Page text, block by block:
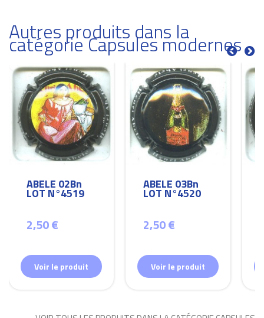
Autres produits dans la
catégorie Capsules modernes
ABELE 02Bn
LOT N°4519
2,50 €
Voir le produit
ABELE 03Bn
LOT N°4520
2,50 €
Voir le produit